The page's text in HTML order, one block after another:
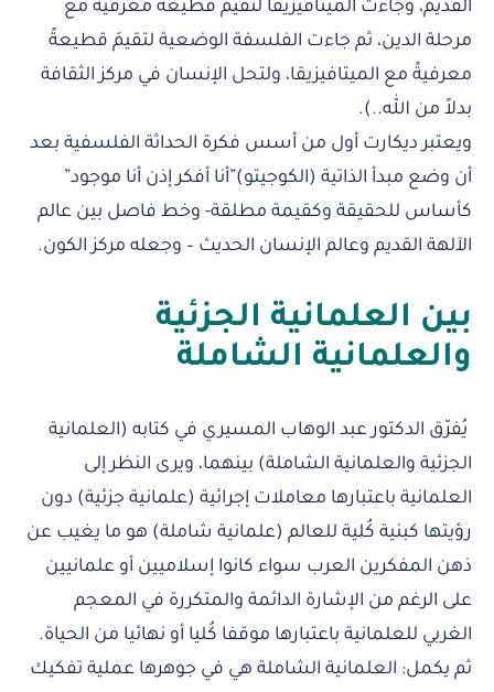
القديم، وجاءت الميتافيزيقا لتقيمَ قطيعةً معرفيةً مع
مرحلة الدين، ثم جاءت الفلسفة الوضعية لتقيمَ قطيعةً
معرفيةً مع الميتافيزيقا، ولتحل الإنسان في مركز الثقافة
بدلاً من الله..).
ويعتبر ديكارت أول من أسس فكرة الحداثة الفلسفية بعد
أن وضع مبدأ الذاتية (الكوجيتو)”أنا أفكر إذن أنا موجود”
كأساس للحقيقة وكقيمة مطلقة- وخط فاصل بين عالم
الآلهة القديم وعالم الإنسان الحديث – وجعله مركز الكون.
بين العلمانية الجزئية
والعلمانية الشاملة
يُفرّق الدكتور عبد الوهاب المسيري في كتابه (العلمانية
الجزئية والعلمانية الشاملة) بينهما، ويرى النظر إلى
العلمانية باعتبارها معاملات إجرائية (علمانية جزئية) دون
رؤيتها كبنية كُلية للعالم (علمانية شاملة) هو ما يغيب عن
ذهن المفكرين العرب سواء كانوا إسلاميين أو علمانيين
على الرغم من الإشارة الدائمة والمتكررة في المعجم
الغربي للعلمانية باعتبارها موقفا كُليا أو نهائيا من الحياة.
ثم يكمل: العلمانية الشاملة هي في جوهرها عملية تفكيك